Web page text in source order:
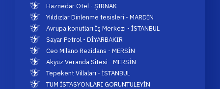
Haznedar Otel - ŞIRNAK
Yııldızlar Dinlenme tesisleri - MARDİN
Avrupa konutları İş Merkezi - İSTANBUL
Sayar Petrol - DİYARBAKIR
Ceo Milano Rezidans - MERSİN
Akyüz Veranda Sitesi - MERSİN
Tepekent Villaları - İSTANBUL
TÜM İSTASYONLARI GÖRÜNTÜLEYİN